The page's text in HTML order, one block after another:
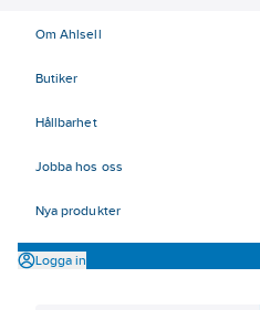
Om Ahlsell
Butiker
Hållbarhet
Jobba hos oss
Nya produkter
Logga in